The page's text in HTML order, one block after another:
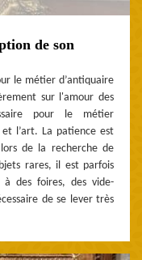
de son
le métier d’antiquaire
sur l'amour des
pour le métier
et l’art. La patience est
de la recherche de
rares, il est parfois
à des foires, des vide-
de se lever très